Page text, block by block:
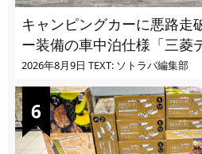
キャンピングカーに悪路
ー装備の車中泊仕様「三菱
2026年8月9日 TEXT: ソトラバ編集部